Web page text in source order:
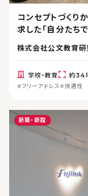
コンセプトづくり
求した「自分たち
株式会社公文教育
学校・教育 約34
#フリーアドレス #快適性
新築・新設